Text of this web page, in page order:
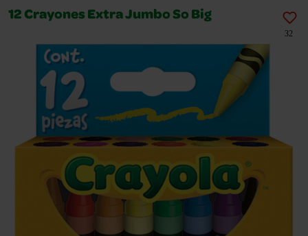
12 Crayones Extra Jumbo So Big
32